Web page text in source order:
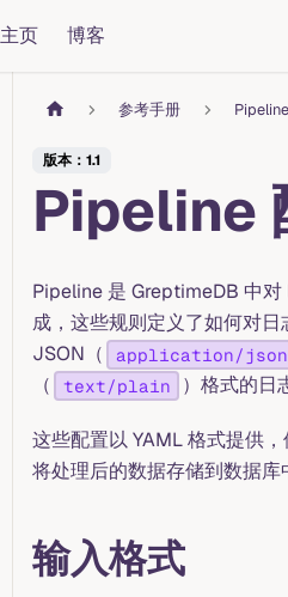
主页 博客
参考手册 Pipeline
版本：1.1
Pipeline
Pipeline 是 GreptimeDB 中
成，这些规则定义了如何对
JSON（
application/json
（
text/plain ）格式的日
这些配置以 YAML 格式提供
将处理后的数据存储到数据库
输入格式